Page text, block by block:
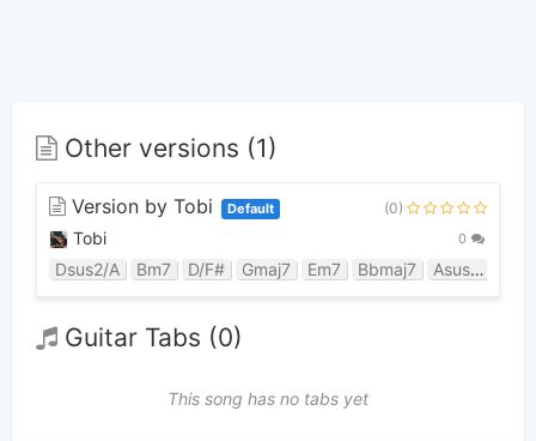
Other versions (1)
Version by Tobi Default (0)
Tobi 0
Dsus2/A Bm7 D/F# Gmaj7 Em7 Bbmaj7 Asus4
Guitar Tabs (0)
This song has no tabs yet